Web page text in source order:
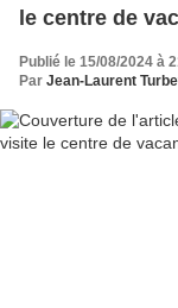
le centre de
Publié le 15/08/2024 à
Par Jean-Laurent